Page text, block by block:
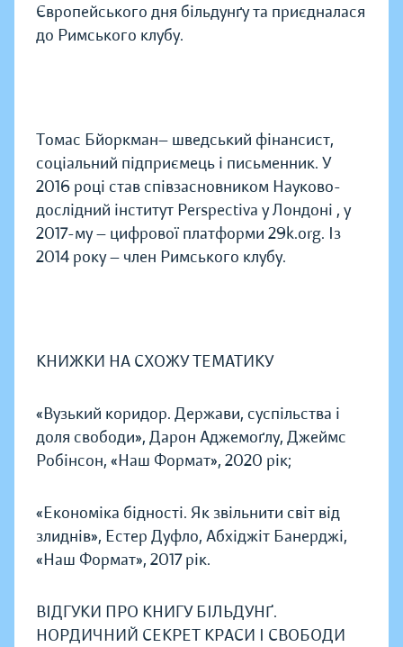
Європейського дня більдунґу та приєдналася
до Римського клубу.
Томас Бйоркман— шведський фінансист,
соціальний підприємець і письменник. У
2016 році став співзасновником Науково-
дослідний інститут Perspectiva у Лондоні , у
2017-му — цифрової платформи 29k.org. Із
2014 року — член Римського клубу.
КНИЖКИ НА СХОЖУ ТЕМАТИКУ
«Вузький коридор. Держави, суспільства і
доля свободи», Дарон Аджемоґлу, Джеймс
Робінсон, «Наш Формат», 2020 рік;
«Економіка бідності. Як звільнити світ від
злиднів», Естер Дуфло, Абхіджіт Банерджі,
«Наш Формат», 2017 рік.
ВІДГУКИ ПРО КНИГУ БІЛЬДУНҐ.
НОРДИЧНИЙ СЕКРЕТ КРАСИ І СВОБОДИ